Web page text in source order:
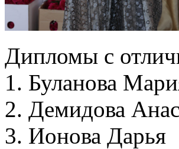
Дипломы с
1. Буланова
2. Демидова
3. Ионова Дарья